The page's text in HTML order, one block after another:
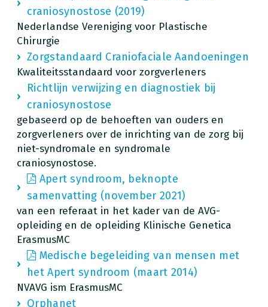
craniosynostose (2019)
Nederlandse Vereniging voor Plastische
Chirurgie
Zorgstandaard Craniofaciale Aandoeningen
Kwaliteitsstandaard voor zorgverleners
Richtlijn verwijzing en diagnostiek bij
craniosynostose
gebaseerd op de behoeften van ouders en
zorgverleners over de inrichting van de zorg bij
niet-syndromale en syndromale
craniosynostose.
Apert syndroom, beknopte
samenvatting (november 2021)
van een referaat in het kader van de AVG-
opleiding en de opleiding Klinische Genetica
ErasmusMC
Medische begeleiding van mensen met
het Apert syndroom (maart 2014)
NVAVG ism ErasmusMC
Orphanet